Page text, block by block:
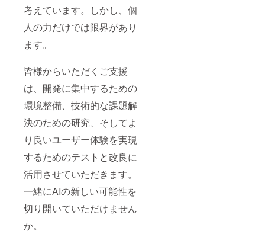
考えています。しかし、個
人の力だけでは限界があり
ます。
皆様からいただくご支援
は、開発に集中するための
環境整備、技術的な課題解
決のための研究、そしてよ
り良いユーザー体験を実現
するためのテストと改良に
活用させていただきます。
一緒にAIの新しい可能性を
切り開いていただけません
か。